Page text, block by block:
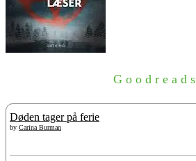
Goodreads
Døden tager på ferie
by Carina Burman